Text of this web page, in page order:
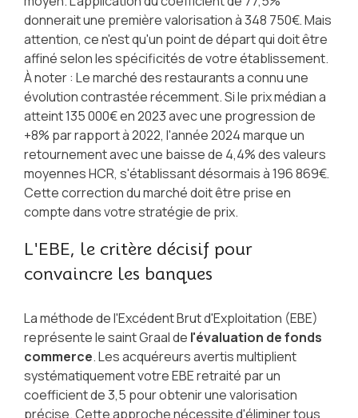
donnerait une première valorisation à 348 750€. Mais
attention, ce n'est qu'un point de départ qui doit être
affiné selon les spécificités de votre établissement.
À noter : Le marché des restaurants a connu une
évolution contrastée récemment. Si le prix médian a
atteint 135 000€ en 2023 avec une progression de
+8% par rapport à 2022, l'année 2024 marque un
retournement avec une baisse de 4,4% des valeurs
moyennes HCR, s'établissant désormais à 196 869€.
Cette correction du marché doit être prise en
compte dans votre stratégie de prix.
L'EBE, le critère décisif pour
convaincre les banques
La méthode de l'Excédent Brut d'Exploitation (EBE)
représente le saint Graal de l'évaluation de fonds
commerce. Les acquéreurs avertis multiplient
systématiquement votre EBE retraité par un
coefficient de 3,5 pour obtenir une valorisation
précise. Cette approche nécessite d'éliminer tous